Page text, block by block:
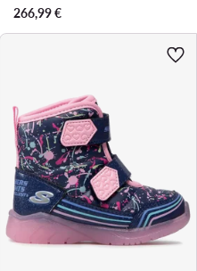
266,99€